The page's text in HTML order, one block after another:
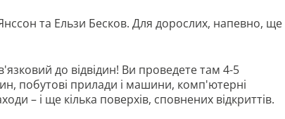
та Ельзи Бесков. Для дорослих, напевно, ще
до відвідин! Ви проведете там 4-5
побутові прилади і машини, комп'ютерні
– і ще кілька поверхів, сповнених відкриттів.